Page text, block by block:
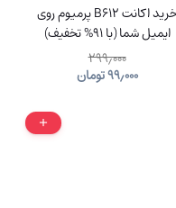
خرید اکانت B612 پرمیوم روی
ایمیل شما (با 91% تخفیف)
۲۹۹٫۰۰۰
۹۹٫۰۰۰تومان